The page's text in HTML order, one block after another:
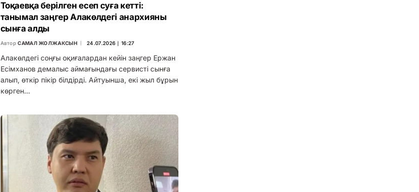
Тоқаевқа берілген есеп суға кетті:
танымал заңгер Алакөлдегі анархияны
сынға алды
Автор САМАЛ ЖОЛЖАКСЫН 24.07.2026 ∣ 16:27
Алакөлдегі соңғы оқиғалардан кейін заңгер Ержан
Есімханов демалыс аймағындағы сервисті сынға
алып, өткір пікір білдірді. Айтуынша, екі жыл бұрын
көрген…